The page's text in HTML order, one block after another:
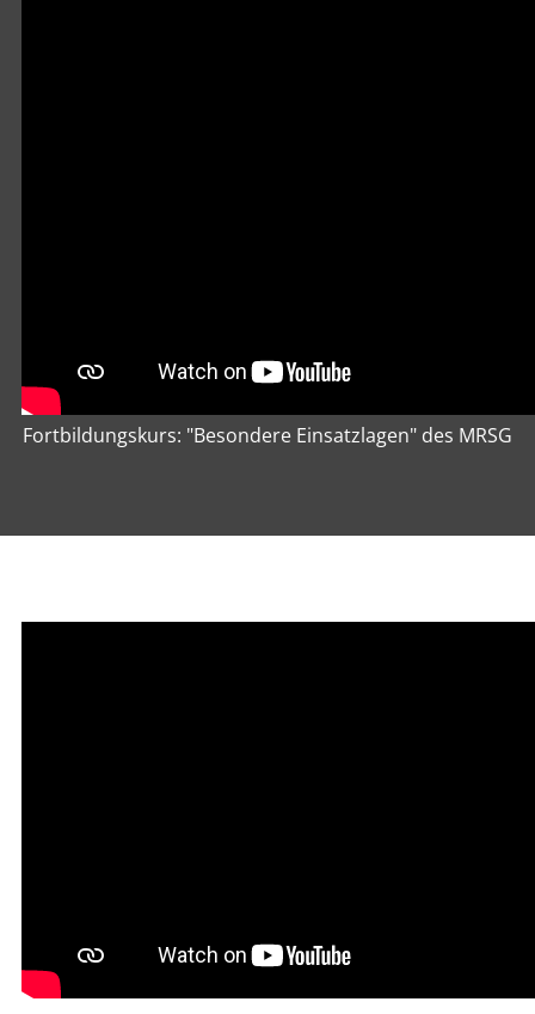
Fortbildungskurs: "Besondere Einsatzlagen" des MRSG